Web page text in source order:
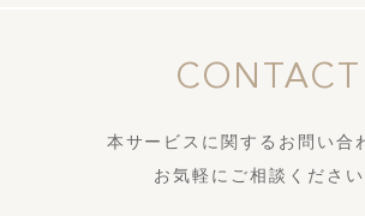
CONTACT
本サービスに関するお問い合
お気軽にご相談ください